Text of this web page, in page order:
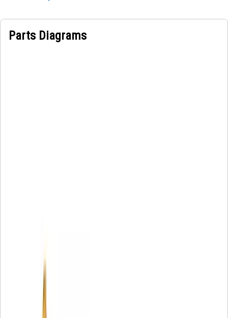
Parts Diagrams